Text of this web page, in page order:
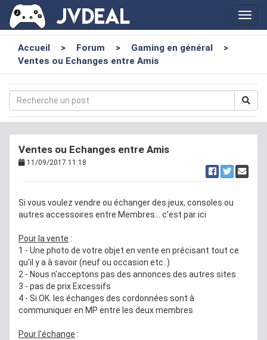
Accueil > Forum > Gaming en général
>
Ventes ou Echanges entre Amis
Ventes ou Echanges entre Amis
11/09/2017 11:18
Si vous voulez vendre ou échanger des jeux, consoles ou
autres accessoires entre Membres... c'est par ici
Pour la vente :
1 - Une photo de votre objet en vente en précisant tout ce
qu'il y a à savoir (neuf ou occasion etc..)
2 - Nous n'acceptons pas des annonces des autres sites
3 - pas de prix Excessifs
4 - Si OK. les échanges des cordonnées sont à
communiquer en MP entre les deux membres
Pour l'échange :